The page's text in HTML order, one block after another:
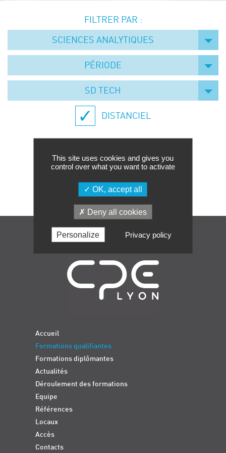
Symposium on Chain Transfer Catalysis for
sustainability – September 15 and 16, 2026
FRENCH-CHINESE CONFERENCE ON GREEN
Contacts
FILTRER PAR :
SCIENCES ANALYTIQUES
PÉRIODE
SD TECH
DISTANCIEL
Navigation
Accueil
Formations qualifiantes
Formations diplômantes
Actualités
Déroulement des formations
Equipe
Références
Locaux
Accès
Contacts
This site uses cookies and gives you
control over what you want to activate
OK, accept all
Deny all cookies
Personalize Privacy policy